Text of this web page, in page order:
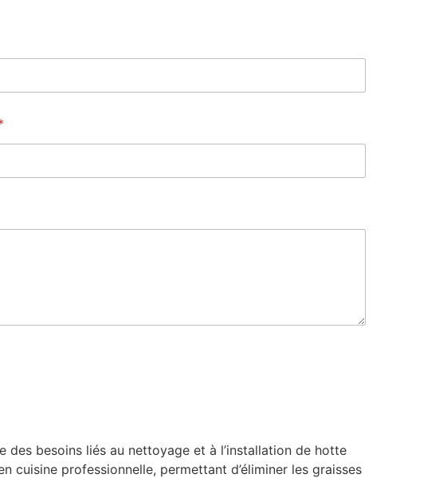
besoins liés au nettoyage et à l’installation de hotte
cuisine professionnelle, permettant d’éliminer les graisses